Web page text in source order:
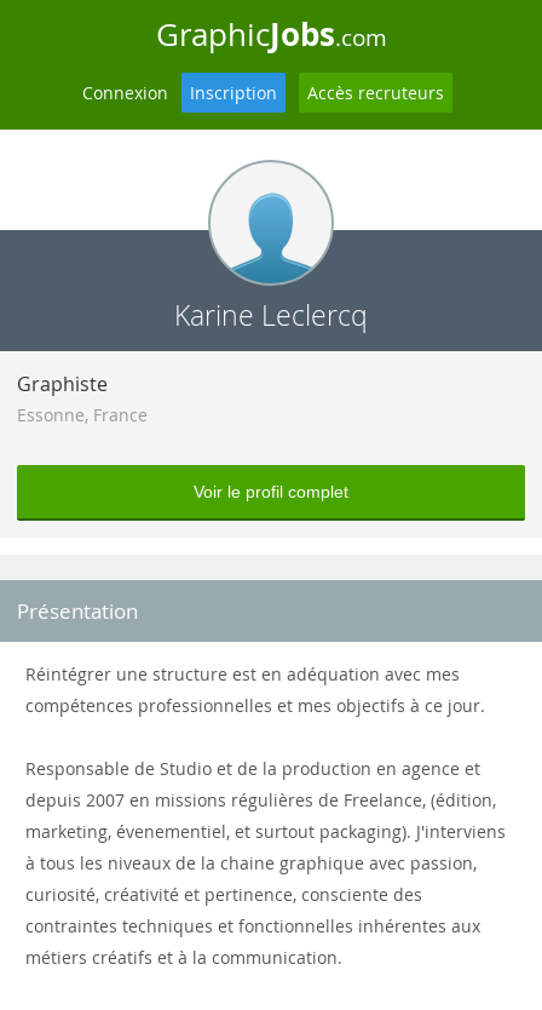
GraphicJobs.com
Connexion Inscription Accès recruteurs
Karine Leclercq
Graphiste
Essonne, France
Voir le profil complet
Présentation
Réintégrer une structure est en adéquation avec mes
compétences professionnelles et mes objectifs à ce jour.
Responsable de Studio et de la production en agence et
depuis 2007 en missions régulières de Freelance, (édition,
marketing, évenementiel, et surtout packaging). J'interviens
à tous les niveaux de la chaine graphique avec passion,
curiosité, créativité et pertinence, consciente des
contraintes techniques et fonctionnelles inhérentes aux
métiers créatifs et à la communication.